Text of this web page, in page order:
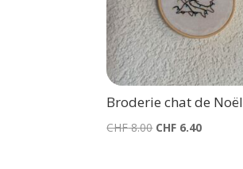
Broderie chat de Noël
CHF8.00 Le
CHF 6.40Le